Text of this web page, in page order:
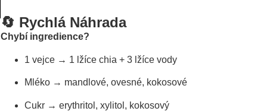
🔄 Rychlá Náhrada
Chybí ingredience?
1 vejce → 1 lžíce chia + 3 lžíce vody
Mléko → mandlové, ovesné, kokosové
Cukr → erythritol, xylitol, kokosový